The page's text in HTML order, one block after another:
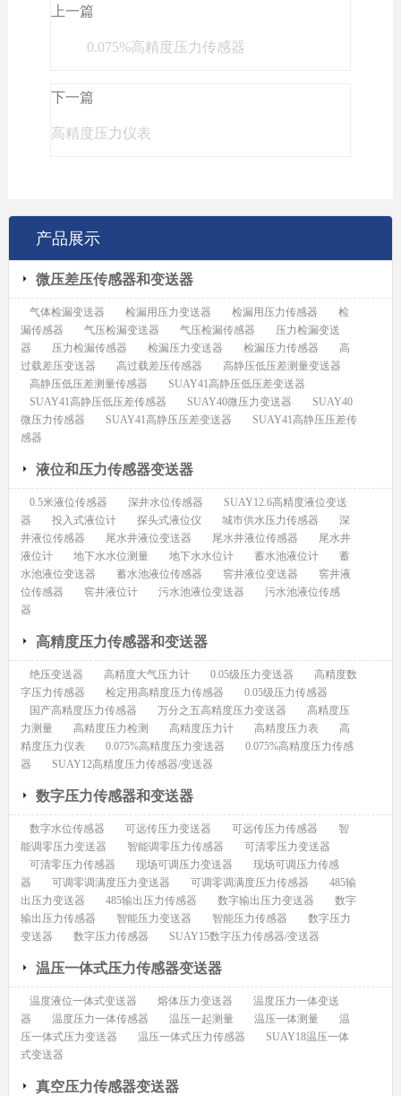
上一篇
0.075%高精度压力传感器
下一篇
高精度压力仪表
产品展示
微压差压传感器和变送器
气体检漏变送器 检漏用压力变送器 检漏用压力传感器
检
漏传感器
气压检漏变送器 气压检漏传感器
压力检漏变送
器
压力检漏传感器 检漏压力变送器 检漏压力传感器
高
过载差压变送器
高过载差压传感器
高静压低压差测量变送器
高静压低压差测量传感器
SUAY41高静压低压差变送器
SUAY41高静压低压差传感器
SUAY40微压力变送器
SUAY40
微压力传感器
SUAY41高静压压差变送器
SUAY41高静压压差传
感器
液位和压力传感器变送器
0.5米液位传感器 深井水位传感器
SUAY12.6高精度液位变送
器
投入式液位计 探头式液位仪 城市供水压力传感器
深
井液位传感器
尾水井液位变送器 尾水井液位传感器
尾水井
液位计
地下水水位测量 地下水水位计 蓄水池液位计
蓄
水池液位变送器
蓄水池液位传感器 窖井液位变送器
窖井液
位传感器
窖井液位计 污水池液位变送器
污水池液位传感
器
高精度压力传感器和变送器
绝压变送器 高精度大气压力计 0.05级压力变送器
高精度数
字压力传感器
检定用高精度压力传感器
0.05级压力传感器
国产高精度压力传感器
万分之五高精度压力变送器
高精度压
力测量
高精度压力检测 高精度压力计 高精度压力表
高
精度压力仪表
0.075%高精度压力变送器
0.075%高精度压力传感
器
SUAY12高精度压力传感器/变送器
数字压力传感器和变送器
数字水位传感器 可远传压力变送器 可远传压力传感器
智
能调零压力变送器
智能调零压力传感器
可清零压力变送器
可清零压力传感器
现场可调压力变送器
现场可调压力传感
器
可调零调满度压力变送器 可调零调满度压力传感器
485输
出压力变送器
485输出压力传感器 数字输出压力变送器
数字
输出压力传感器
智能压力变送器 智能压力传感器
数字压力
变送器
数字压力传感器 SUAY15数字压力传感器/变送器
温压一体式压力传感器变送器
温度液位一体式变送器 熔体压力变送器
温度压力一体变送
器
温度压力一体传感器 温压一起测量 温压一体测量
温
压一体式压力变送器
温压一体式压力传感器
SUAY18温压一体
式变送器
真空压力传感器变送器